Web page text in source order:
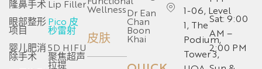
隆鼻手术
眼部整形
项目
婴儿肥消
除手术
Lip Filler
Pico 皮
秒雷射
5D HIFU
聚焦超声
拉提
Wellness
皮肤
Dr Ean
Chan
Boon
Khai
1-06, Level
1, The
Podium,
Tower 3,
Sat: 9:00
AM –
2:00 PM